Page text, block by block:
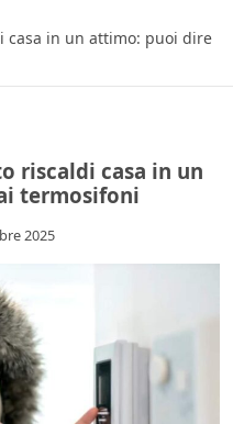
casa in un attimo: puoi dire
riscaldi casa in un
termosifoni
2025